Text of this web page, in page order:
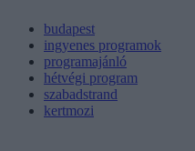
budapest
ingyenes programok
programajánló
hétvégi program
szabadstrand
kertmozi